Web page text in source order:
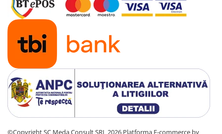
Accesorii tablete
Telefoane
Smartphone-uri
Accesorii telefoane
Smart Home
Camere supraveghere smart
Prize inteligente
Hub-uri smart
©Copyright SC Meda Consult SRL 2026 Platforma E-commerce by